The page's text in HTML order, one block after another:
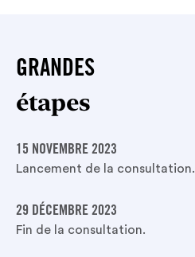
GRANDES
étapes
15 NOVEMBRE 2023
Lancement de la consultation.
29 DÉCEMBRE 2023
Fin de la consultation.